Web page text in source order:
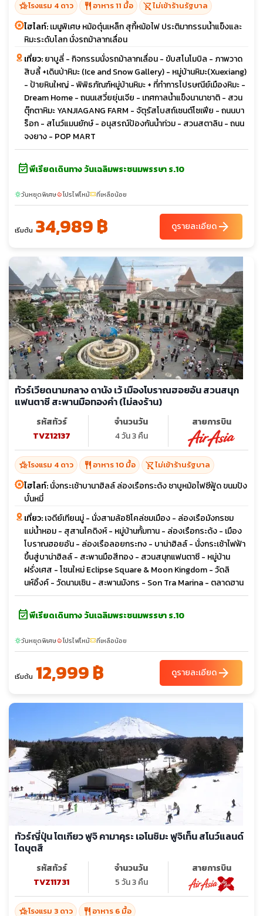
hotel_classโรงแรม 4 ดาว restaurant อาหาร 11 มื้อ shopping_cart_offไม่เข้าร้านรัฐบาล
ไฮไลท์:เมนูพิเศษ หม้อตุ๋นเหล็ก สุกี้หม้อไฟ ประติมากรรมน้ำแข็งและ
หิมะระดับโลก นั่งรถม้าลากเลื่อน
เที่ยว:ยาบูลี่ - กิจกรรมนั่งรถม้าลากเลื่อน - ขับสโนโมบิล - ภาพวาด
สิบลี้ +เดินป่าหิมะ (Ice and Snow Gallery) - หมู่บ้านหิมะ(Xuexiang)
- ป้ายหินใหญ่ - พิพิธภัณฑ์หมู่บ้านหิมะ + ที่ทำการไปรษณีย์เมืองหิมะ -
Dream Home - ถนนเสวี่ยยุ่นเจีย - เทศกาลน้ำแข็งนานาชาติ - สวน
ตุ๊กตาหิมะ YANJIAGANG FARM - จัตุรัสโบสถ์เซนต์โซเฟีย - ถนนบา
ร็อก - สโนว์แมนยักษ์ - อนุสรณ์ป้องกันน้ำท่วม - สวนสตาลิน - ถนน
จงยาง - POP MART
event_availableพีเรียดเดินทาง วันเฉลิมพระชนมพรรษา ร.10
sunnyวันหยุดพิเศษlocal_fire_departmentโปรไฟไหม้confirmation_numberที่เหลือน้อย
เริ่มต้น 34,989 ฿ ดูรายละเอียดarrow_forward
ทัวร์เวียดนามกลาง ดานัง เว้ เมืองโบราณฮอยอัน สวนสนุก
แฟนตาซี สะพานมือทองคำ (ไม่ลงร้าน)
รหัสทัวร์
TVZ12137
จำนวนวัน
4 วัน 3 คืน
สายการบิน
hotel_classโรงแรม 4 ดาว restaurant อาหาร 10 มื้อ shopping_cart_offไม่เข้าร้านรัฐบาล
ไฮไลท์:นั่งกระเช้าบานาฮิลล์ ล่องเรือกระด้ง ชาบูหม้อไฟซีฟู้ด ขนมปัง
บั๋นหมี่
เที่ยว:เจดีย์เทียนมู่ - นั่งสามล้อซิโคล่ชมเมือง - ล่องเรือมังกรชม
แม่น้ำหอม - สุสานไคดิงห์ - หมู่บ้านกั้มทาน - ล่องเรือกระด้ง - เมือง
โบราณฮอยอัน - ล่องเรือลอยกระทง - บาน่าฮิลล์ - นั่งกระเช้าไฟฟ้า
ขึ้นสู่บาน่าฮิลล์ - สะพานมือสีทอง - สวนสนุกแฟนตาซี - หมู่บ้าน
ฝรั่งเศส - โซนใหม่ Eclipse Square & Moon Kingdom - วัดลิ
นห์อิ้งค์ - วัดนามเซิน - สะพานมังกร - Son Tra Marina - ตลาดฮาน
event_availableพีเรียดเดินทาง วันเฉลิมพระชนมพรรษา ร.10
sunnyวันหยุดพิเศษlocal_fire_departmentโปรไฟไหม้confirmation_numberที่เหลือน้อย
เริ่มต้น 12,999 ฿ ดูรายละเอียดarrow_forward
ทัวร์ญี่ปุ่น โตเกียว ฟูจิ คามาคุระ เอโนชิมะ ฟูจิเท็น สโนว์แลนด์
ไดบุตสึ
รหัสทัวร์
TVZ11731
จำนวนวัน
5 วัน 3 คืน
สายการบิน
hotel_classโรงแรม 3 ดาว restaurant อาหาร 6 มื้อ